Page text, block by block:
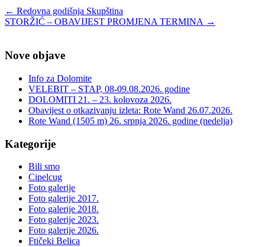
Post
navigation
← Redovna godišnja Skupština
STORŽIĆ – OBAVIJEST PROMJENA TERMINA →
Nove objave
Info za Dolomite
VELEBIT – STAP, 08-09.08.2026. godine
DOLOMITI 21. – 23. kolovoza 2026.
Obavijest o otkazivanju izleta: Rote Wand 26.07.2026.
Rote Wand (1505 m) 26. srpnja 2026. godine (nedelja)
Kategorije
Bili smo
Cipelcug
Foto galerije
Foto galerije 2017.
Foto galerije 2018.
Foto galerije 2023.
Foto galerije 2026.
Ftičeki Belica